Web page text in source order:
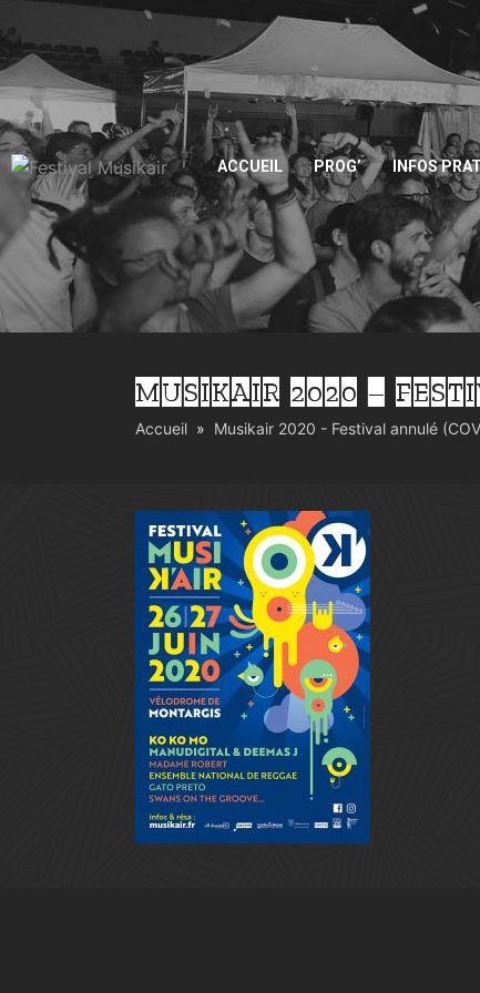
ACCUEIL PROG’ INFOS
MUSIKAIR 2020 –
Accueil Musikair 2020 - Festival annulé